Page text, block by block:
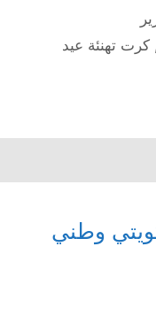
كرت تهنئة عيد
وطني